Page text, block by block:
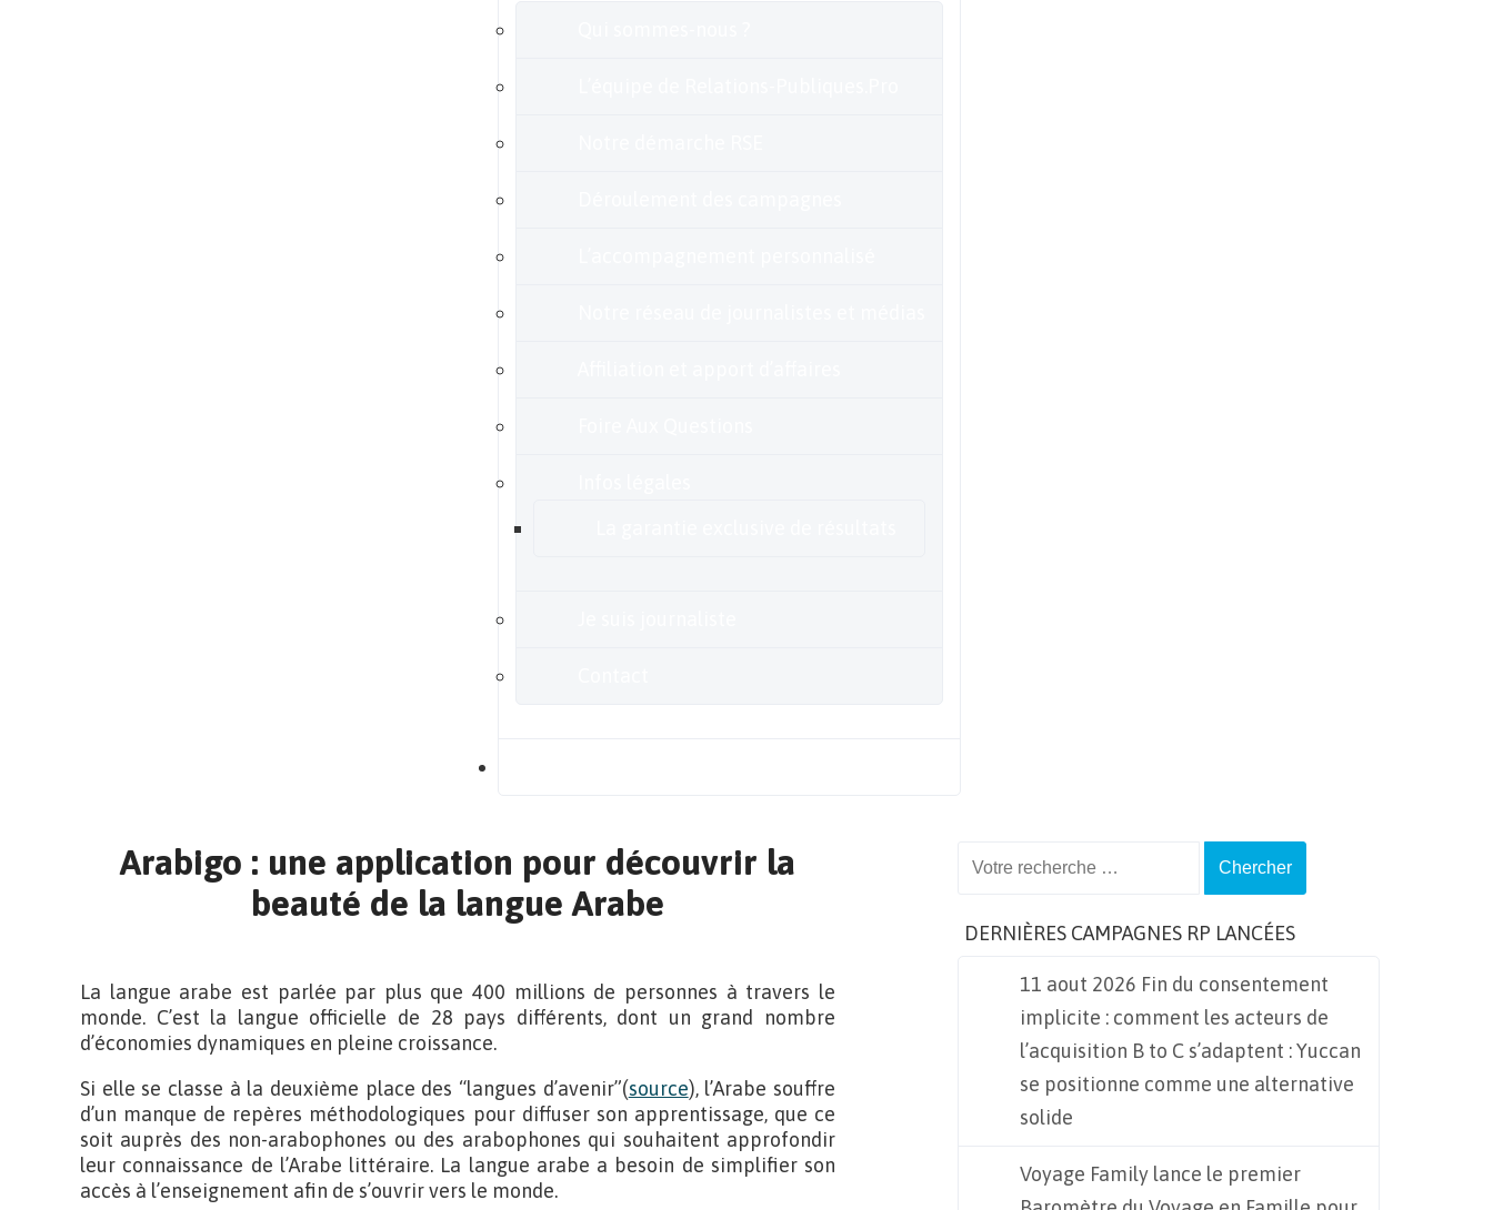
Arabigo : une application pour découvrir la
beauté de la langue Arabe
La langue arabe est parlée par plus que 400 millions de personnes à travers le
monde. C’est la langue officielle de 28 pays différents, dont un grand nombre
d’économies dynamiques en pleine croissance.
Si elle se classe à la deuxième place des “langues d’avenir”(source), l’Arabe souffre
d’un manque de repères méthodologiques pour diffuser son apprentissage, que ce
soit auprès des non-arabophones ou des arabophones qui souhaitent approfondir
leur connaissance de l’Arabe littéraire. La langue arabe a besoin de simplifier son
accès à l’enseignement afin de s’ouvrir vers le monde.
DERNIÈRES CAMPAGNES RP LANCÉES
11 aout 2026 Fin du consentement
implicite : comment les acteurs de
l’acquisition B to C s’adaptent : Yuccan
se positionne comme une alternative
solide
Voyage Family lance le premier